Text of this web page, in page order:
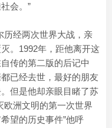
会。”
历经两次世界大战，亲
。1992年，距他离开这
传的第二版的后记中
已经去世，最好的朋友
但是他却亲眼目睹了苏
欧洲文明的第一次世界
望的历史事件”他呼